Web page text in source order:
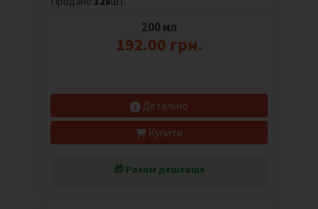
200 мл
192.00 грн.
Детально
Купити
🎁 Разом дешевше